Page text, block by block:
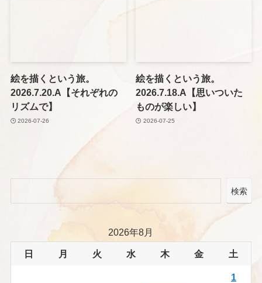
絵を描くという旅。
2026.7.20.A【それぞれの
リズムで】
2026-07-26
絵を描くという旅。
2026.7.18.A【思いついた
ものが楽しい】
2026-07-25
検索
2026年8月
日 月 火 水 木 金 土
1